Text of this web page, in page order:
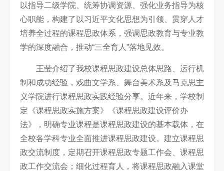
以指导二级学院、统筹协调资源、强化业务指导为核
心职能，构建了以习近平文化思想为引领、贯穿人才
培养全过程的课程思政体系，强调思政教育与专业教
学的深度融合，推动“三全育人”落地见效。
王莹介绍了我校课程思政建设总体思路、运行机
制和成功经验，戏曲文学系、舞台美术系及马克思主
义学院进行课程思政实践经验分享。近年来，学校制
定《课程思政实施方案》《课程思政建设评价办
法》，明确专业课程是课程思政建设的基本载体，在
全校各学科专业全面推进课程思政建设。建立课程思
政交流制度，定期召开课程思政专题工作会、课程思
政工作交流会；细化过程育人，将课程思政融入课堂